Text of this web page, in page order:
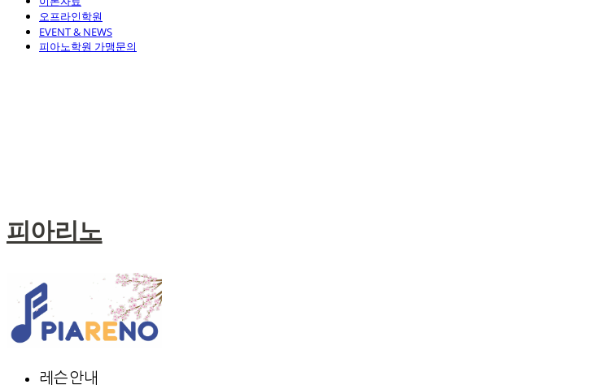
오프라인학원
EVENT & NEWS
피아노학원 가맹문의
피아리노
레슨안내